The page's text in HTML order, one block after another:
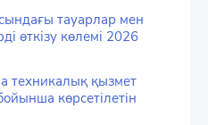
тауарлар мен
өткізу көлемі 2026
техникалық қызмет
көрсетілетін